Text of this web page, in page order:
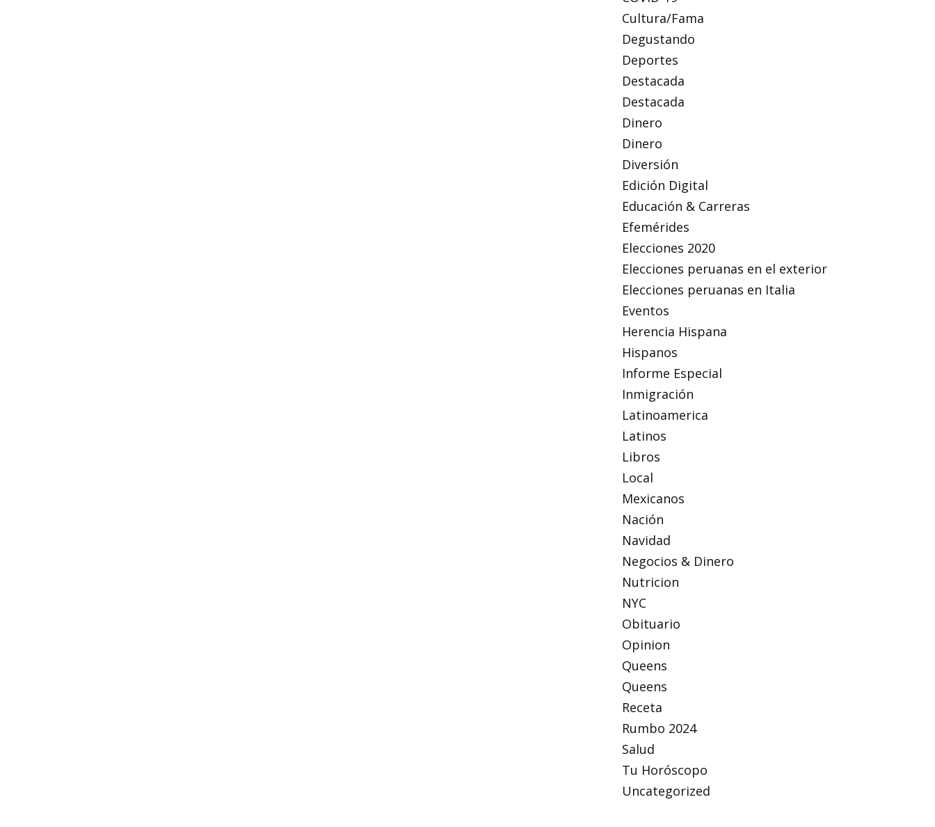
Cultura/Fama
Degustando
Deportes
Destacada
Destacada
Dinero
Dinero
Diversión
Edición Digital
Educación & Carreras
Efemérides
Elecciones 2020
Elecciones peruanas en el exterior
Elecciones peruanas en Italia
Eventos
Herencia Hispana
Hispanos
Informe Especial
Inmigración
Latinoamerica
Latinos
Libros
Local
Mexicanos
Nación
Navidad
Negocios & Dinero
Nutricion
NYC
Obituario
Opinion
Queens
Queens
Receta
Rumbo 2024
Salud
Tu Horóscopo
Uncategorized